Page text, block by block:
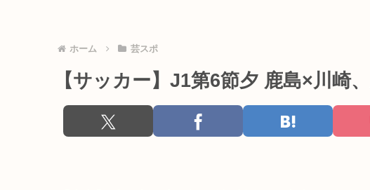
ホーム 芸スポ
【サッカー】J1第6節夕 鹿島×川崎